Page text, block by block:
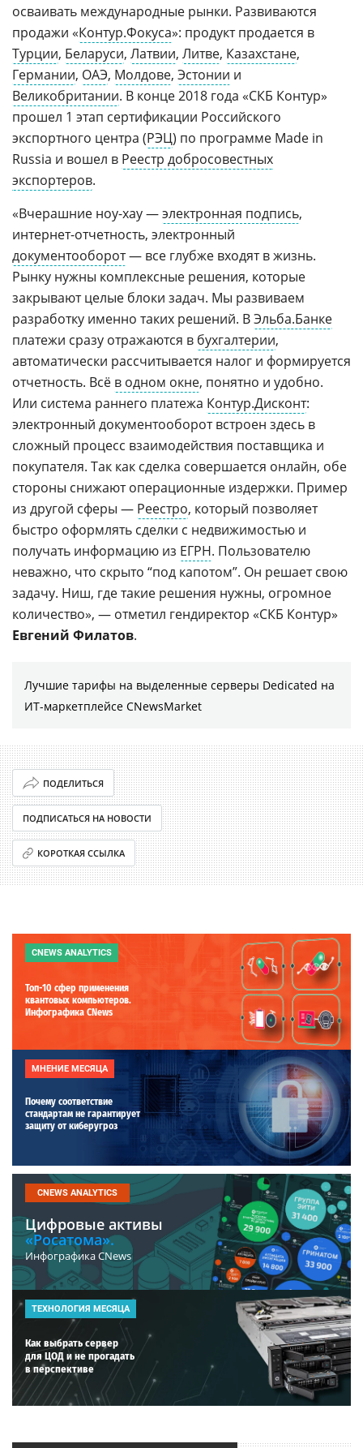
осваивать международные рынки. Развиваются
продажи «Контур.Фокуса»: продукт продается в
Турции, Беларуси, Латвии, Литве, Казахстане,
Германии, ОАЭ, Молдове, Эстонии и
Великобритании. В конце 2018 года «СКБ Контур»
прошел 1 этап сертификации Российского
экспортного центра (РЭЦ) по программе Made in
Russia и вошел в Реестр добросовестных
экспортеров.
«Вчерашние ноу-хау —электронная подпись,
интернет-отчетность, электронный
документооборот— все глубже входят в жизнь.
Рынку нужны комплексные решения, которые
закрывают целые блоки задач. Мы развиваем
разработку именно таких решений. ВЭльба.Банке
платежи сразу отражаются в бухгалтерии,
автоматически рассчитывается налог и формируется
отчетность. Всё в одном окне, понятно и удобно.
Или система раннего платежа Контур.Дисконт:
электронный документооборот встроен здесь в
сложный процесс взаимодействия поставщика и
покупателя. Так как сделка совершается онлайн, обе
стороны снижают операционные издержки. Пример
из другой сферы — Реестро, который позволяет
быстро оформлять сделки с недвижимостью и
получать информацию из ЕГРН. Пользователю
неважно, что скрыто “под капотом”. Он решает свою
задачу. Ниш, где такие решения нужны, огромное
количество», — отметил гендиректор «СКБ Контур»
Евгений Филатов.
Лучшие тарифы на выделенные серверы Dedicated на
ИТ-маркетплейсе CNewsMarket
ПОДЕЛИТЬСЯ
ПОДПИСАТЬСЯ НА НОВОСТИ
КОРОТКАЯ ССЫЛКА
CNEWS ANALYTICS
Топ-10 сфер применения
квантовых компьютеров.
Инфографика CNews
МНЕНИЕ МЕСЯЦА
Почему соответствие
стандартам не гарантирует
защиту от киберугроз
CNEWS ANALYTICS
Цифровые активы
«Росатома».
Инфографика CNews
ТЕХНОЛОГИЯ МЕСЯЦА
Как выбрать сервер
для ЦОД и не прогадать
в перспективе